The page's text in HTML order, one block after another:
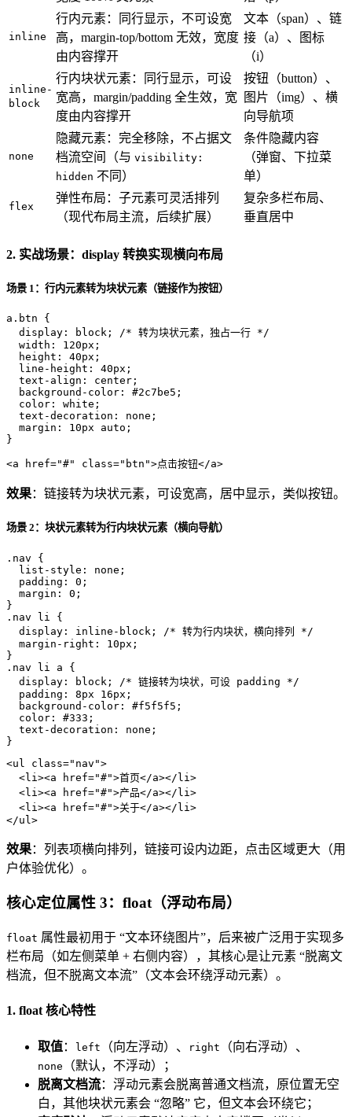
inline
行内元素：同行显示，不可设宽
高，margin-top/bottom 无效，宽度
由内容撑开
文本（span）、链
接（a）、图标
（i）
inline-
block
行内块状元素：同行显示，可设
宽高，margin/padding 全生效，宽
度由内容撑开
按钮（button）、
图片（img）、横
向导航项
none
隐藏元素：完全移除，不占据文
档流空间（与 visibility:
hidden 不同）
条件隐藏内容
（弹窗、下拉菜
单）
flex
弹性布局：子元素可灵活排列
（现代布局主流，后续扩展）
复杂多栏布局、
垂直居中
2. 实战场景：display 转换实现横向布局
场景 1：行内元素转为块状元素（链接作为按钮）
a .btn {
display : block; /* 转为块状元素，独占一行 */
width : 120px ;
height : 40px ;
line-height : 40px ;
text-align : center;
background-color : #2c7be5 ;
color : white;
text-decoration : none;
margin : 10px auto;
}
<a href="#" class="btn">点击按钮</a>
效果：链接转为块状元素，可设宽高，居中显示，类似按钮。
场景 2：块状元素转为行内块状元素（横向导航）
.nav {
list-style : none;
padding : 0 ;
margin : 0 ;
.nav
li
{
display : inline-block;
/* 转为行内块状，横向排列 */
margin-right : 10px ;
.nav
li a {
display : block;
/* 链接转为块状，可设 padding */
padding : 8px 16px ;
background-color : #f5f5f5 ;
color : #333 ;
text-decoration : none;
}
<ul class="nav">
<li ><a href="#">首页</a></li >
<li ><a href="#">产品</a></li >
<li ><a href="#">关于</a></li >
</ul >
效果：列表项横向排列，链接可设内边距，点击区域更大（用
户体验优化）。
核心定位属性 3：float（浮动布局）
float 属性最初用于 “文本环绕图片”，后来被广泛用于实现多
栏布局（如左侧菜单 + 右侧内容），其核心是让元素 “脱离文
档流，但不脱离文本流”（文本会环绕浮动元素）。
1. float 核心特性
取值： left （向左浮动）、 right （向右浮动）、
none
（默认，不浮动）；
脱离文档流：浮动元素会脱离普通文档流，原位置无空
白，其他块状元素会 “忽略” 它，但文本会环绕它；